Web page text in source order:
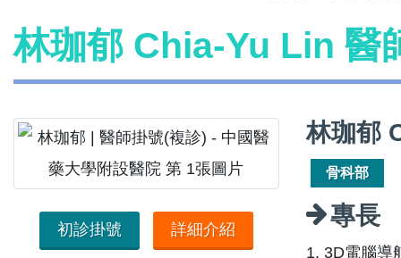
林珈郁 Chia-Yu Lin 醫
初診掛號 詳細介紹
林珈郁
骨科部
專長
1. 3D電腦導